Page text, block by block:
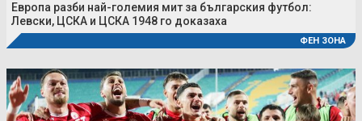
Европа разби най-големия мит за българския футбол:
Левски, ЦСКА и ЦСКА 1948 го доказаха
ФЕН ЗОНА